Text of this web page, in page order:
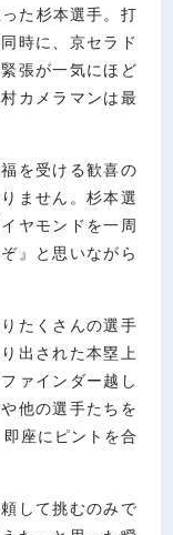
た杉本選手。打
時に、京セラド
張が一気にほど
カメラマンは最
を受ける歓喜の
ません。杉本選
ヤモンドを一周
』と思いながら
たくさんの選手
出された本塁上
ァインダー越し
他の選手たちを
座にピントを合
して挑むのみで